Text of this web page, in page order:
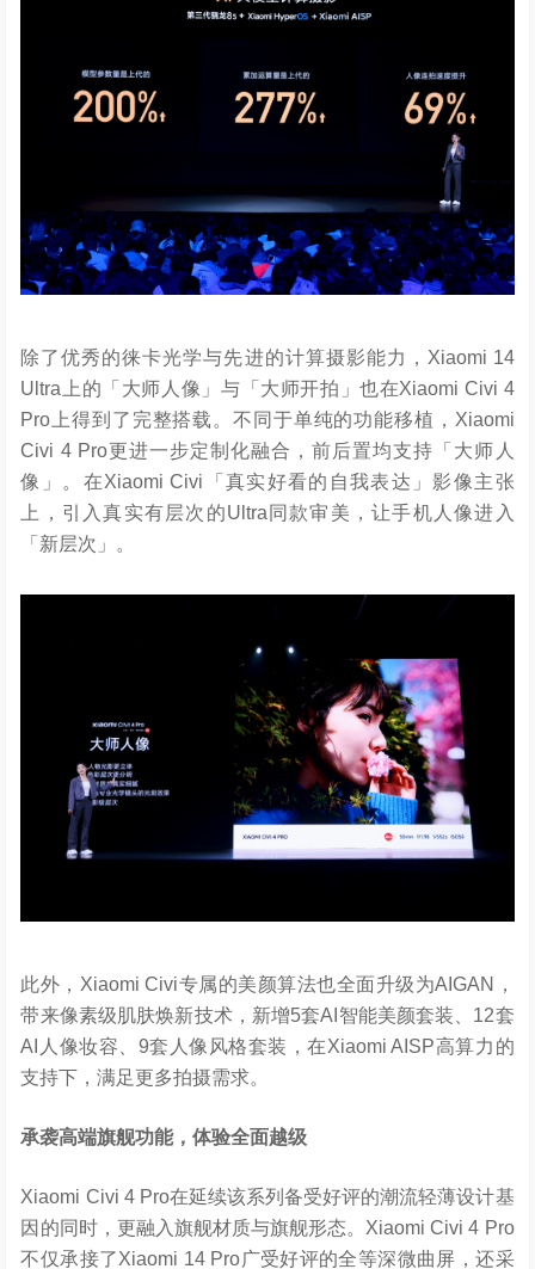
除了优秀的徕卡光学与先进的计算摄影能力，Xiaomi 14
Ultra上的「大师人像」与「大师开拍」也在Xiaomi Civi 4
Pro上得到了完整搭载。不同于单纯的功能移植，Xiaomi
Civi 4 Pro更进一步定制化融合，前后置均支持「大师人
像」。在Xiaomi Civi「真实好看的自我表达」影像主张
上，引入真实有层次的Ultra同款审美，让手机人像进入
「新层次」。
此外，Xiaomi Civi专属的美颜算法也全面升级为AIGAN，
带来像素级肌肤焕新技术，新增5套AI智能美颜套装、12套
AI人像妆容、9套人像风格套装，在Xiaomi AISP高算力的
支持下，满足更多拍摄需求。
承袭高端旗舰功能，体验全面越级
Xiaomi Civi 4 Pro在延续该系列备受好评的潮流轻薄设计基
因的同时，更融入旗舰材质与旗舰形态。Xiaomi Civi 4 Pro
不仅承接了Xiaomi 14 Pro广受好评的全等深微曲屏，还采